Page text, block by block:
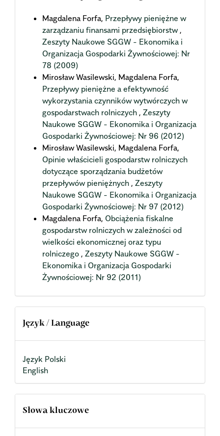
Magdalena Forfa, Przepływy pieniężne w
zarządzaniu finansami przedsiębiorstw,
Zeszyty Naukowe SGGW - Ekonomika i
Organizacja Gospodarki Żywnościowej: Nr
78 (2009)
Mirosław Wasilewski, Magdalena Forfa,
Przepływy pieniężne a efektywność
wykorzystania czynników wytwórczych w
gospodarstwach rolniczych , Zeszyty
Naukowe SGGW - Ekonomika i Organizacja
Gospodarki Żywnościowej: Nr 96 (2012)
Mirosław Wasilewski, Magdalena Forfa,
Opinie właścicieli gospodarstw rolniczych
dotyczące sporządzania budżetów
przepływów pieniężnych , Zeszyty
Naukowe SGGW - Ekonomika i Organizacja
Gospodarki Żywnościowej: Nr 97 (2012)
Magdalena Forfa, Obciążenia fiskalne
gospodarstw rolniczych w zależności od
wielkości ekonomicznej oraz typu
rolniczego , Zeszyty Naukowe SGGW -
Ekonomika i Organizacja Gospodarki
Żywnościowej: Nr 92 (2011)
Język / Language
Język Polski
English
Słowa kluczowe